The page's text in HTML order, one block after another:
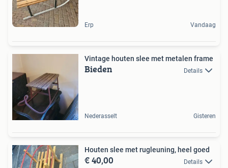
Erp Vandaag
Vintage houten slee met metalen frame
Bieden Details
Nederasselt Gisteren
Houten slee met rugleuning, heel goed
€ 40,00 Details